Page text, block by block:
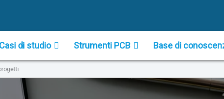
Casi di studio Strumenti PCB Base di